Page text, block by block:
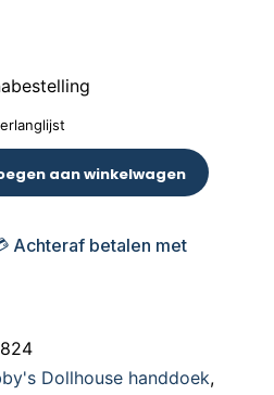
aan winkelwagen
Achteraf betalen met
Dollhouse handdoek,